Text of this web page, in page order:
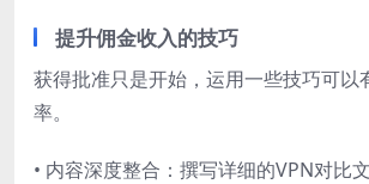
提升佣金收入的技巧
获得批准只是开始，运用一些技巧可以
率。
• 内容深度整合：撰写详细的VPN对比